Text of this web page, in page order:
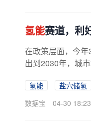
氢能赛道，利
在政策层面，今
出到2030年，城
氢能 盐穴储氢
数据宝
04-30 18:23